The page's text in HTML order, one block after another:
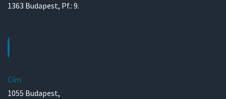
1363 Budapest, Pf.: 9.
Cím
1055 Budapest,